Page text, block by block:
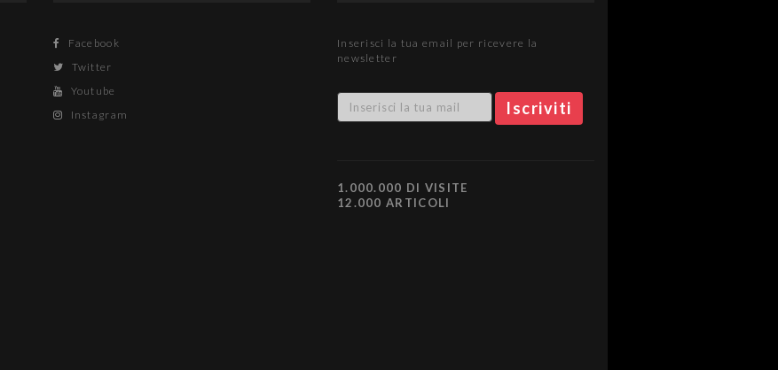
Facebook
Twitter
Youtube
Instagram
Inserisci la tua email per ricevere la
newsletter
1.000.000 DI VISITE
12.000 ARTICOLI